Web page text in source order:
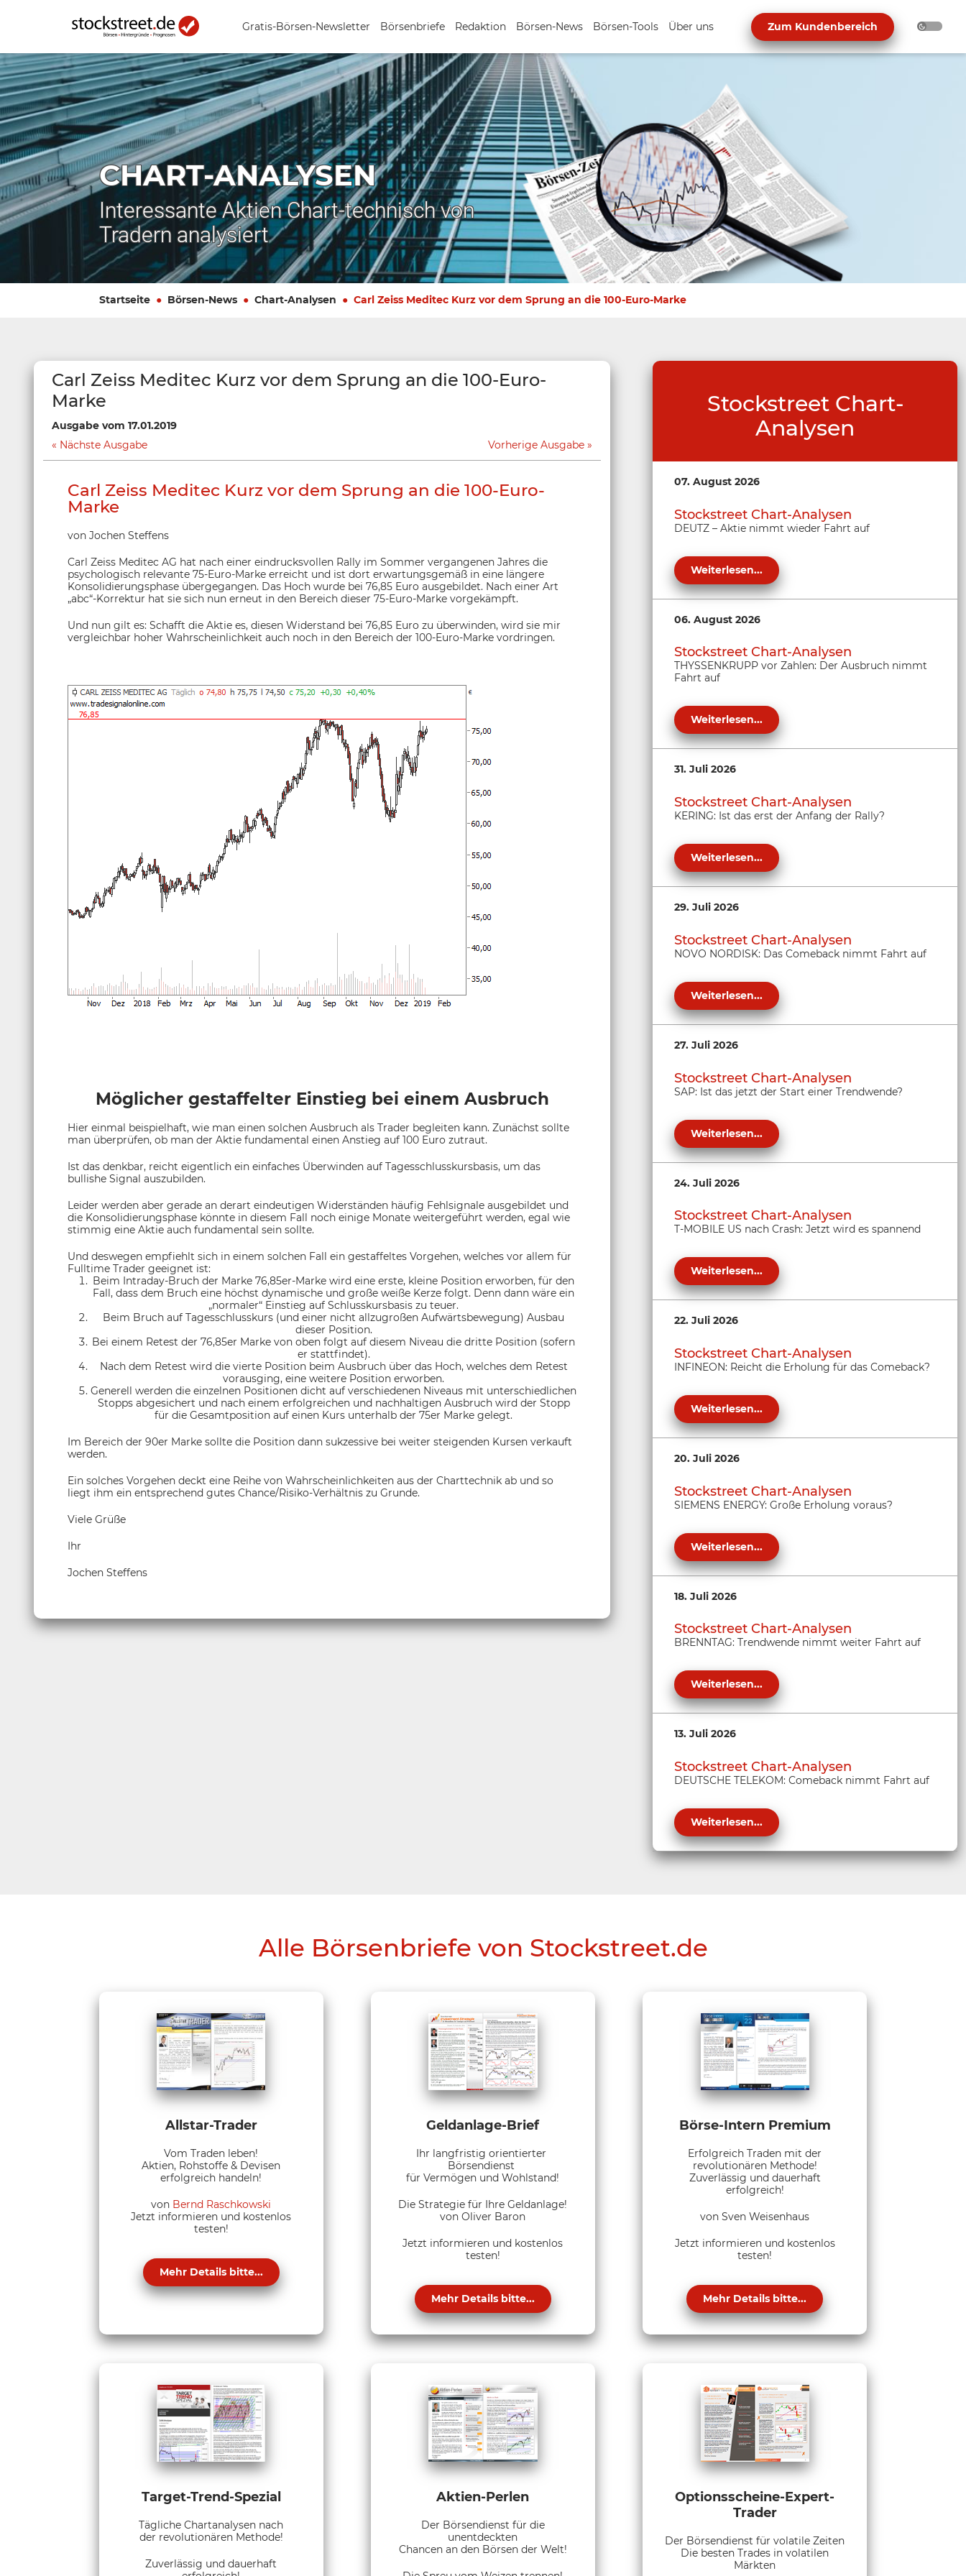
Gratis-Börsen-Newsletter Börsenbriefe Redaktion Börsen-News Börsen-Tools Über uns Zum Kundenbereich
CHART-ANALYSEN
Interessante Aktien Chart-technisch von
Tradern analysiert
Startseite Börsen-News Chart-Analysen Carl Zeiss Meditec Kurz vor dem Sprung an die 100-Euro-Marke
Carl Zeiss Meditec Kurz vor dem Sprung an die 100-Euro-
Marke
Ausgabe vom 17.01.2019
Nächste Ausgabe
Vorherige Ausgabe
Carl Zeiss Meditec Kurz vor dem Sprung an die 100-Euro-
Marke
von Jochen Steffens
Carl Zeiss Meditec AG hat nach einer eindrucksvollen Rally im Sommer vergangenen Jahres die
psychologisch relevante 75-Euro-Marke erreicht und ist dort erwartungsgemäß in eine längere
Konsolidierungsphase übergegangen. Das Hoch wurde bei 76,85 Euro ausgebildet. Nach einer Art
„abc“-Korrektur hat sie sich nun erneut in den Bereich dieser 75-Euro-Marke vorgekämpft.
Und nun gilt es: Schafft die Aktie es, diesen Widerstand bei 76,85 Euro zu überwinden, wird sie mir
vergleichbar hoher Wahrscheinlichkeit auch noch in den Bereich der 100-Euro-Marke vordringen.
Möglicher gestaffelter Einstieg bei einem Ausbruch
Hier einmal beispielhaft, wie man einen solchen Ausbruch als Trader begleiten kann. Zunächst sollte
man überprüfen, ob man der Aktie fundamental einen Anstieg auf 100 Euro zutraut.
Ist das denkbar, reicht eigentlich ein einfaches Überwinden auf Tagesschlusskursbasis, um das
bullishe Signal auszubilden.
Leider werden aber gerade an derart eindeutigen Widerständen häufig Fehlsignale ausgebildet und
die Konsolidierungsphase könnte in diesem Fall noch einige Monate weitergeführt werden, egal wie
stimmig eine Aktie auch fundamental sein sollte.
Und deswegen empfiehlt sich in einem solchen Fall ein gestaffeltes Vorgehen, welches vor allem für
Fulltime Trader geeignet ist:
Beim Intraday-Bruch der Marke 76,85er-Marke wird eine erste, kleine Position erworben, für den
Fall, dass dem Bruch eine höchst dynamische und große weiße Kerze folgt. Denn dann wäre ein
„normaler“ Einstieg auf Schlusskursbasis zu teuer.
Beim Bruch auf Tagesschlusskurs (und einer nicht allzugroßen Aufwärtsbewegung) Ausbau
dieser Position.
Bei einem Retest der 76,85er Marke von oben folgt auf diesem Niveau die dritte Position (sofern
er stattfindet).
Nach dem Retest wird die vierte Position beim Ausbruch über das Hoch, welches dem Retest
vorausging, eine weitere Position erworben.
Generell werden die einzelnen Positionen dicht auf verschiedenen Niveaus mit unterschiedlichen
Stopps abgesichert und nach einem erfolgreichen und nachhaltigen Ausbruch wird der Stopp
für die Gesamtposition auf einen Kurs unterhalb der 75er Marke gelegt.
Im Bereich der 90er Marke sollte die Position dann sukzessive bei weiter steigenden Kursen verkauft
werden.
Ein solches Vorgehen deckt eine Reihe von Wahrscheinlichkeiten aus der Charttechnik ab und so
liegt ihm ein entsprechend gutes Chance/Risiko-Verhältnis zu Grunde.
Viele Grüße
Ihr
Jochen Steffens
Stockstreet Chart-
Analysen
07. August 2026
Stockstreet Chart-Analysen
DEUTZ – Aktie nimmt wieder Fahrt auf
Weiterlesen...
06. August 2026
Stockstreet Chart-Analysen
THYSSENKRUPP vor Zahlen: Der Ausbruch nimmt
Fahrt auf
Weiterlesen...
31. Juli 2026
Stockstreet Chart-Analysen
KERING: Ist das erst der Anfang der Rally?
Weiterlesen...
29. Juli 2026
Stockstreet Chart-Analysen
NOVO NORDISK: Das Comeback nimmt Fahrt auf
Weiterlesen...
27. Juli 2026
Stockstreet Chart-Analysen
SAP: Ist das jetzt der Start einer Trendwende?
Weiterlesen...
24. Juli 2026
Stockstreet Chart-Analysen
T-MOBILE US nach Crash: Jetzt wird es spannend
Weiterlesen...
22. Juli 2026
Stockstreet Chart-Analysen
INFINEON: Reicht die Erholung für das Comeback?
Weiterlesen...
20. Juli 2026
Stockstreet Chart-Analysen
SIEMENS ENERGY: Große Erholung voraus?
Weiterlesen...
18. Juli 2026
Stockstreet Chart-Analysen
BRENNTAG: Trendwende nimmt weiter Fahrt auf
Weiterlesen...
13. Juli 2026
Stockstreet Chart-Analysen
DEUTSCHE TELEKOM: Comeback nimmt Fahrt auf
Weiterlesen...
Alle Börsenbriefe von Stockstreet.de
Allstar-Trader
Vom Traden leben!
Aktien, Rohstoffe & Devisen
erfolgreich handeln!
von Bernd Raschkowski
Jetzt informieren und kostenlos
testen!
Mehr Details bitte...
Geldanlage-Brief
Ihr langfristig orientierter
Börsendienst
für Vermögen und Wohlstand!
Die Strategie für Ihre Geldanlage!
von Oliver Baron
Jetzt informieren und kostenlos
testen!
Mehr Details bitte...
Börse-Intern Premium
Erfolgreich Traden mit der
revolutionären Methode!
Zuverlässig und dauerhaft
erfolgreich!
von Sven Weisenhaus
Jetzt informieren und kostenlos
testen!
Mehr Details bitte...
Target-Trend-Spezial
Tägliche Chartanalysen nach
der revolutionären Methode!
Zuverlässig und dauerhaft
Aktien-Perlen
Der Börsendienst für die
unentdeckten
Chancen an den Börsen der Welt!
Optionsscheine-Expert-
Trader
Der Börsendienst für volatile Zeiten
Die besten Trades in volatilen
Märkten